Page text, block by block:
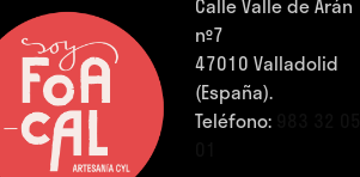
Calle Valle de Arán
nº7
47010 Valladolid
(España).
Teléfono: